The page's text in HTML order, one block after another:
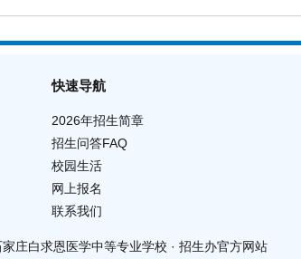
快速导航
2026年招生简章
招生问答FAQ
校园生活
网上报名
联系我们
庄白求恩医学中等专业学校 · 招生办官方网站